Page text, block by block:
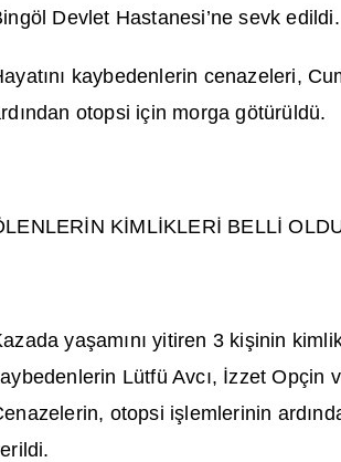
Devlet Hastanesi’ne sevk edildi.
ını kaybedenlerin cenazeleri,
ından otopsi için morga götürüldü.
İN KİMLİKLERİ BELLİ
yaşamını yitiren 3 kişinin
Lütfü Avcı, İzzet Opçin
otopsi işlemlerinin ardı